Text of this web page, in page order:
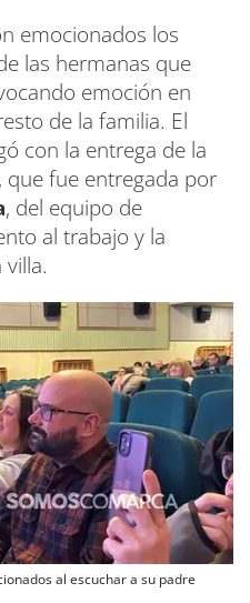
emocionados los
las hermanas que
emoción en
de la familia. El
con la entrega de la
, que fue entregada por
, del equipo de
al trabajo y la
al escuchar a su padre